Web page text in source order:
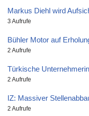
Markus Diehl wird
3 Aufrufe
Bühler Motor auf
2 Aufrufe
Türkische
2 Aufrufe
IZ: Massiver
2 Aufrufe